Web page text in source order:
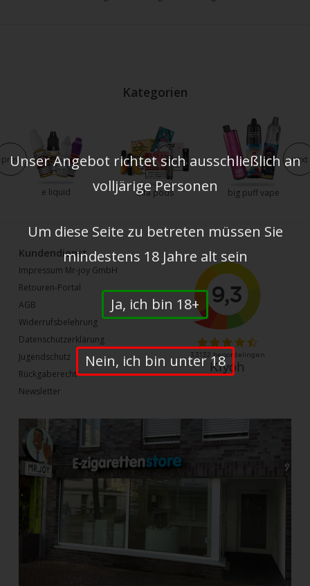
Kategorien
e liquid elfa pods big puff vape
prev next
Kundendienst
Impressum Mr-joy GmbH
Retouren-Portal
AGB
Widerrufsbelehrung
Datenschutzerklärung
Jugendschutz
Rückgaberecht
Newsletter
Unser Angebot richtet sich ausschließlich an
volljärige Personen
Um diese Seite zu betreten müssen Sie
mindestens 18 Jahre alt sein
Ja, ich bin 18+
Nein, ich bin unter 18